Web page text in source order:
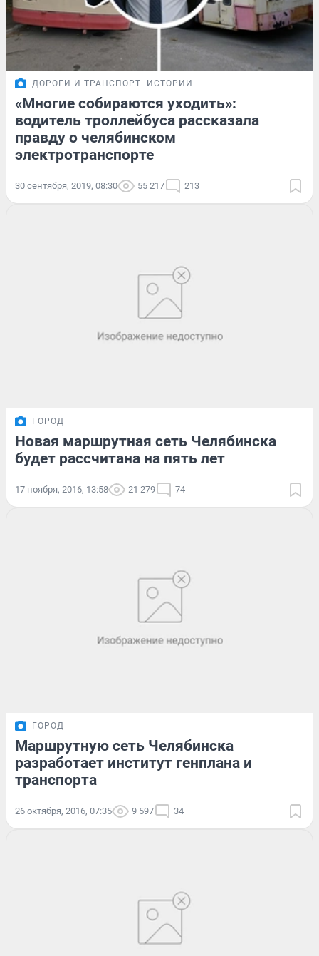
ДОРОГИ И ТРАНСПОРТ ИСТОРИИ
«Многие собираются уходить»:
водитель троллейбуса рассказала
правду о челябинском
электротранспорте
30 сентября, 2019, 08:30 55 217 213
ГОРОД
Новая маршрутная сеть Челябинска
будет рассчитана на пять лет
17 ноября, 2016, 13:58 21 279 74
ГОРОД
Маршрутную сеть Челябинска
разработает институт генплана и
транспорта
26 октября, 2016, 07:35 9 597 34